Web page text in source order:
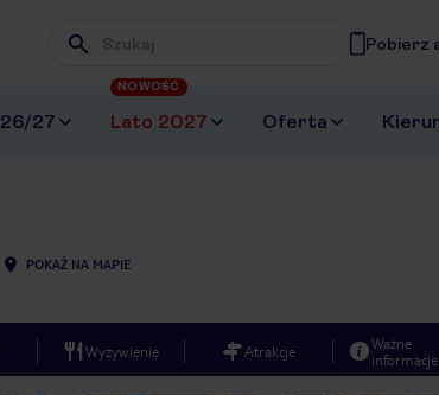
Wpisz frazę, której szukasz
Pobierz
27 Lato 2027
NOWOŚĆ
Oferta
POKAŻ NA MAPIE
Wyżywienie Atrakcje
Ważne
informacje
1/36